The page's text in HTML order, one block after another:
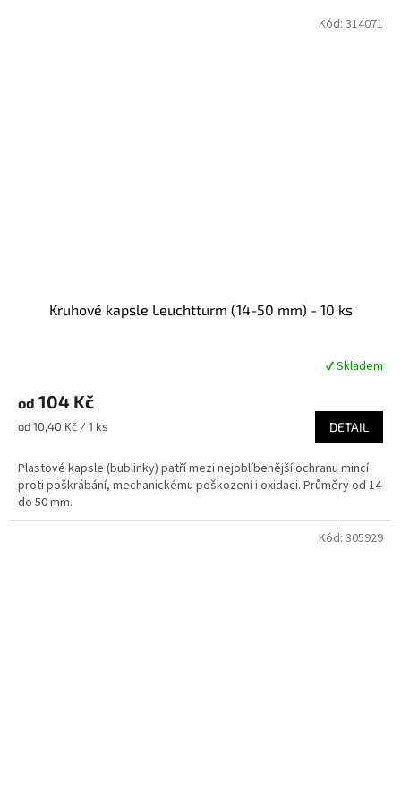
Kruhové kapsle Leuchtturm (14-50 mm) - 10 ks
produktu
5,0
5
hvězdiček.
✔ Skladem
od 104 Kč
Měrná
od 10,40 Kč / 1 ks DETAIL
Plastové kapsle (bublinky) patří mezi nejoblíbenější ochranu mincí
proti poškrábání, mechanickému poškození i oxidaci. Průměry od 14
do 50 mm.
Kód: 314071
Kód: 305929